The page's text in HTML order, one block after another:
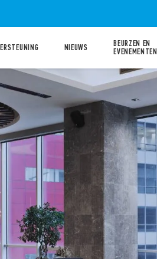
NIEUWS
BEURZEN EN
EVENEMENTEN